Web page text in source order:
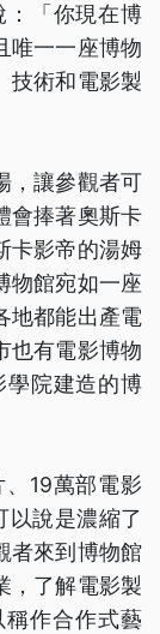
：「你現在博
唯一一座博物
技術和電影製
，讓參觀者可
會捧著奧斯卡
卡影帝的湯姆
物館宛如一座
地都能出產電
也有電影博物
學院建造的博
19萬部電影
以說是濃縮了
者來到博物館
，了解電影製
作合作式藝